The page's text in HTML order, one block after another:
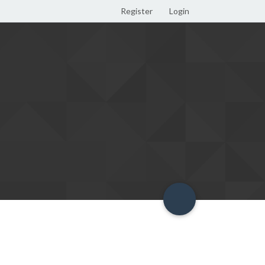
Register Login